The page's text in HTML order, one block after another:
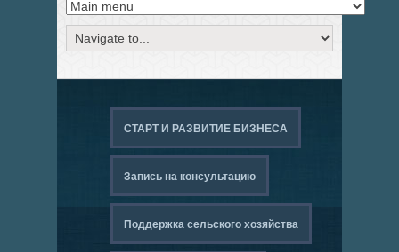
СТАРТ И РАЗВИТИЕ БИЗНЕСА
Запись на консультацию
Поддержка сельского хозяйства